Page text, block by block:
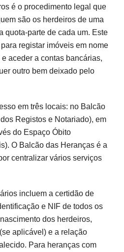
é o procedimento legal que
são os herdeiros de uma
quota-parte de cada um. Este
registar imóveis em nome
aceder a contas bancárias,
outro bem deixado pelo
em três locais: no Balcão
Registos e Notariado), em
do Espaço Óbito
O Balcão das Heranças é a
centralizar vários serviços
incluem a certidão de
e NIF de todos os
dos herdeiros,
aplicável) e a relação
Para heranças com